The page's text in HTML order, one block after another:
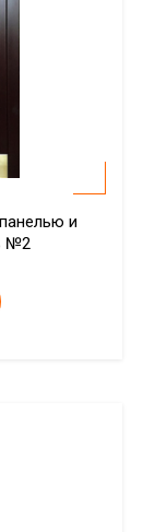
и
№2